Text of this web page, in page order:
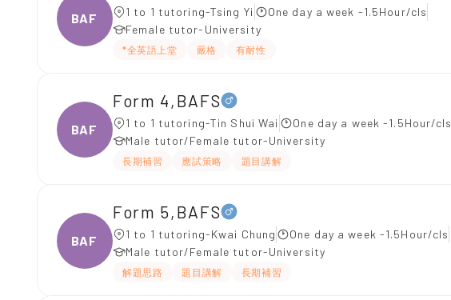
BAFS 1 to 1 tutoring-Tsing Yi
One day a week -1.5Hour/cls
Female tutor-University
*全英語上堂 嚴格 有耐性
BAFS
Form 4,BAFS
1 to 1 tutoring-Tin Shui Wai
One day a week -1.5Hour/cls
Male tutor/Female tutor-University
長期補習 應試策略 題目講解
BAFS
Form 5,BAFS
1 to 1 tutoring-Kwai Chung
One day a week -1.5Hour/cls
Male tutor/Female tutor-University
解題思路 題目講解 長期補習